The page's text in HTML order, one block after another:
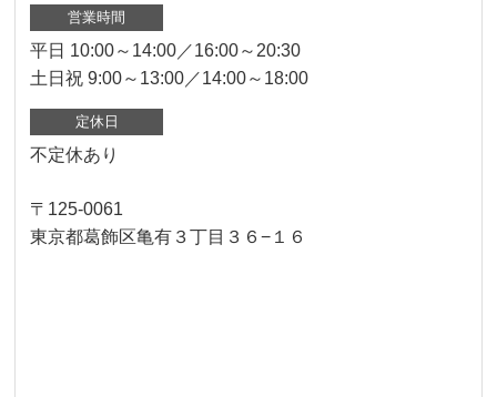
営業時間
平日 10:00～14:00／16:00～20:30
土日祝 9:00～13:00／14:00～18:00
定休日
不定休あり
〒125-0061
東京都葛飾区亀有３丁目３６−１６